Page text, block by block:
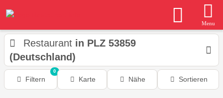
Menu
Restaurant in PLZ 53859
(Deutschland)
Filtern
0
Karte Nähe Sortieren